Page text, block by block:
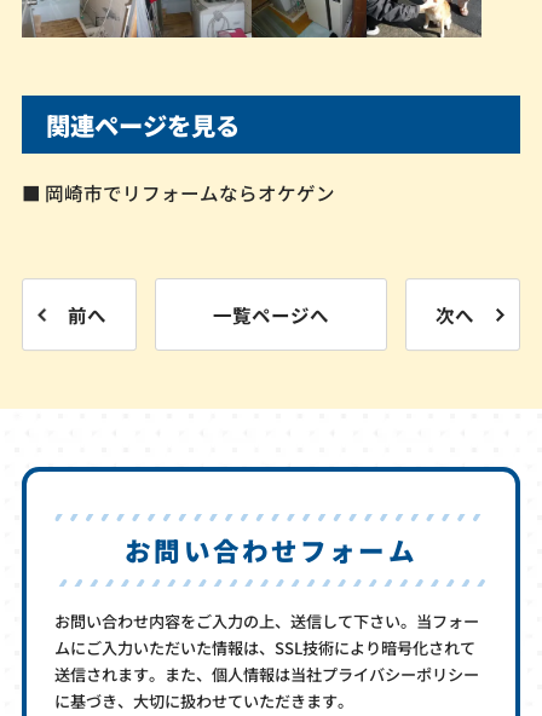
関連ページを見る
■ 岡崎市でリフォームならオケゲン
前へ 一覧ページへ 次へ
お問い合わせフォーム
お問い合わせ内容をご入力の上、送信して下さい。当フォー
ムにご入力いただいた情報は、SSL技術により暗号化されて
送信されます。また、個人情報は当社プライバシーポリシー
に基づき、大切に扱わせていただきます。